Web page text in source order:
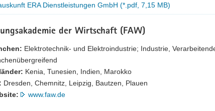
ERA Dienstleistungen GmbH (*.pdf, 7,15 MB)
der Wirtschaft (FAW)
Elektrotechnik- und Elektroindustrie; Industrie,
Kenia, Tunesien, Indien, Marokko
Dresden, Chemnitz, Leipzig, Bautzen, Plauen
www.faw.de